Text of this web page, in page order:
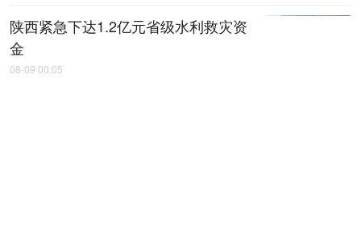
陕西紧急下达1.2亿元省级水利救灾资
金
08-09 00:05